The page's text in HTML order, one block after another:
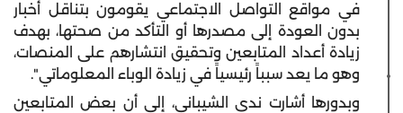
في مواقع التواصل الاجتماعي يقومون بتناقل أخبار
بدون العودة إلى مصدرها أو التأكد من صحتها، بهدف
زيادة أعداد المتابعين وتحقيق انتشارهم على المنصات،
وهو ما يعد سبباً رئيسياً في زيادة الوباء المعلوماتي".
وبدورها أشارت ندى الشيباني، إلى أن بعض المتابعين